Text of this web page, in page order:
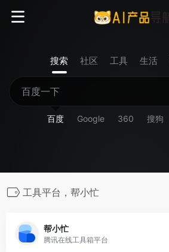
搜索 社区 工具 生活
百度 Google 360 搜狗
工具平台，帮小忙
帮小忙
腾讯在线工具箱平台